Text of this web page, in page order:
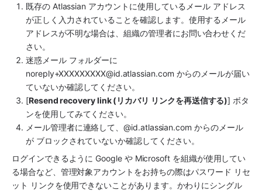
既存の Atlassian アカウントに使用しているメール アドレス
が正しく入力されていることを確認します。使用するメール
アドレスが不明な場合は、組織の管理者にお問い合わせくだ
さい。
迷惑メール フォルダーに
noreply+XXXXXXXXX@id.atlassian.com からのメールが届い
ていないか確認してください。
[Resend recovery link (リカバリ リンクを再送信する)] ボタ
ンを使用してみてください。
メール管理者に連絡して、@id.atlassian.com からのメール
が ブロックされていないか確認してください。
ログインできるように Google や Microsoft を組織が使用してい
る場合など、管理対象アカウントをお持ちの際はパスワード リセ
ット リンクを使用できないことがあります。かわりにシングル